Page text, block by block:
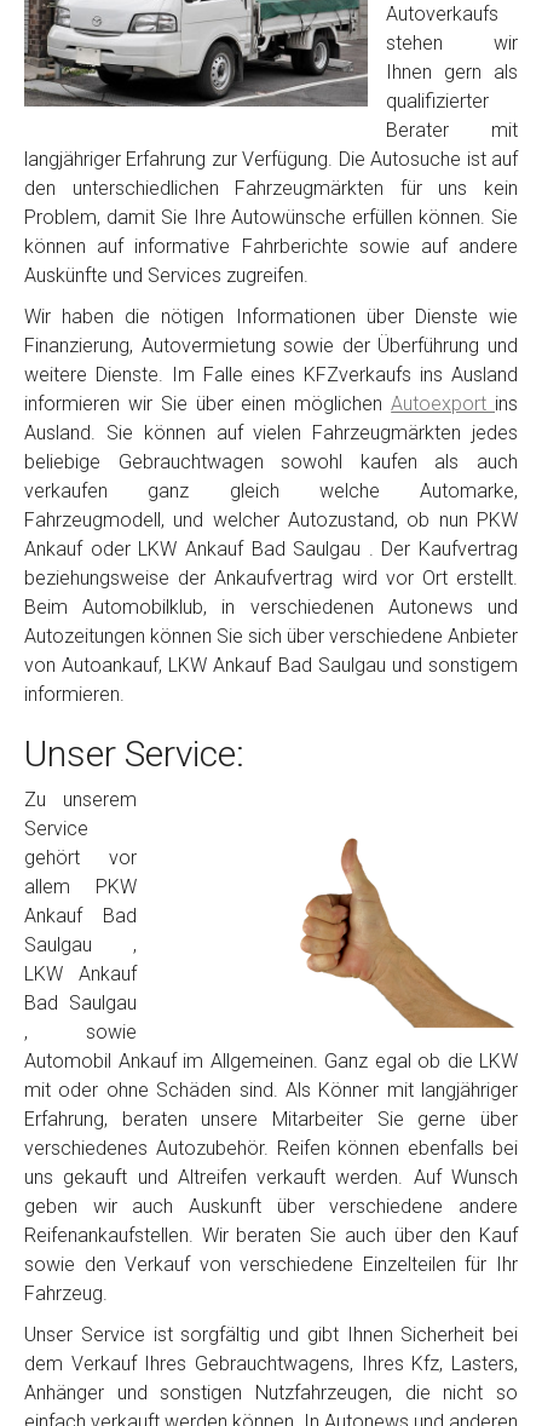
Autoverkaufs
stehen wir
Ihnen gern als
qualifizierter
Berater mit
langjähriger Erfahrung zur Verfügung. Die Autosuche ist auf
den unterschiedlichen Fahrzeugmärkten für uns kein
Problem, damit Sie Ihre Autowünsche erfüllen können. Sie
können auf informative Fahrberichte sowie auf andere
Auskünfte und Services zugreifen.
Wir haben die nötigen Informationen über Dienste wie
Finanzierung, Autovermietung sowie der Überführung und
weitere Dienste. Im Falle eines KFZverkaufs ins Ausland
informieren wir Sie über einen möglichenAutoexport ins
Ausland. Sie können auf vielen Fahrzeugmärkten jedes
beliebige Gebrauchtwagen sowohl kaufen als auch
verkaufen ganz gleich welche Automarke,
Fahrzeugmodell, und welcher Autozustand, ob nun PKW
Ankauf oder LKW Ankauf Bad Saulgau . Der Kaufvertrag
beziehungsweise der Ankaufvertrag wird vor Ort erstellt.
Beim Automobilklub, in verschiedenen Autonews und
Autozeitungen können Sie sich über verschiedene Anbieter
von Autoankauf, LKW Ankauf Bad Saulgau und sonstigem
informieren.
Unser Service:
Zu unserem
Service
gehört vor
allem PKW
Ankauf Bad
Saulgau ,
LKW Ankauf
Bad Saulgau
, sowie
Automobil Ankauf im Allgemeinen. Ganz egal ob die LKW
mit oder ohne Schäden sind. Als Könner mit langjähriger
Erfahrung, beraten unsere Mitarbeiter Sie gerne über
verschiedenes Autozubehör. Reifen können ebenfalls bei
uns gekauft und Altreifen verkauft werden. Auf Wunsch
geben wir auch Auskunft über verschiedene andere
Reifenankaufstellen. Wir beraten Sie auch über den Kauf
sowie den Verkauf von verschiedene Einzelteilen für Ihr
Fahrzeug.
Unser Service ist sorgfältig und gibt Ihnen Sicherheit bei
dem Verkauf Ihres Gebrauchtwagens, Ihres Kfz, Lasters,
Anhänger und sonstigen Nutzfahrzeugen, die nicht so